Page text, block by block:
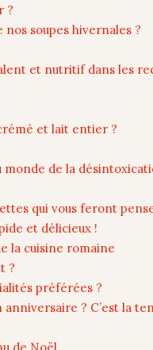
?
soupes hivernales ?
et nutritif dans les
et lait entier ?
monde de la
qui vous feront
et délicieux !
la cuisine romaine
?
préférées ?
? C’est la